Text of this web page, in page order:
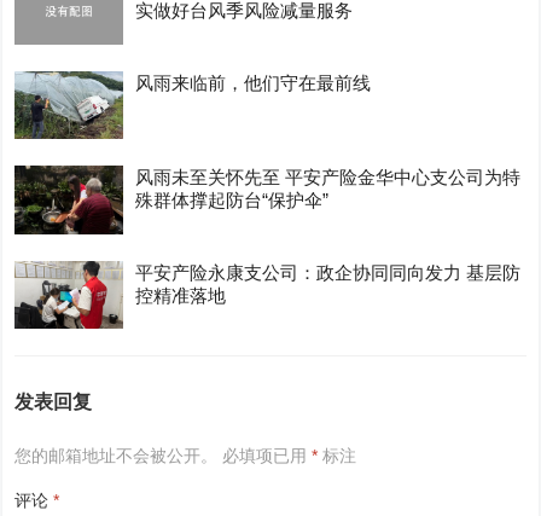
实做好台风季风险减量服务
风雨来临前，他们守在最前线
风雨未至关怀先至 平安产险金华中心支公司为特
殊群体撑起防台“保护伞”
平安产险永康支公司：政企协同同向发力 基层防
控精准落地
发表回复
您的邮箱地址不会被公开。 必填项已用* 标注
评论*